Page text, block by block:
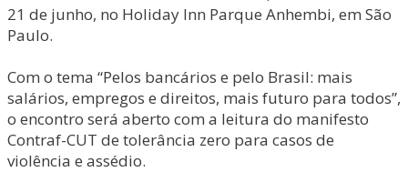
21 de junho, no Holiday Inn Parque Anhembi, em São
Paulo.
Com o tema “Pelos bancários e pelo Brasil: mais
salários, empregos e direitos, mais futuro para todos”,
o encontro será aberto com a leitura do manifesto
Contraf-CUT de tolerância zero para casos de
violência e assédio.